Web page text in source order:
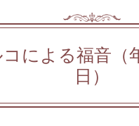
による福音（
日）